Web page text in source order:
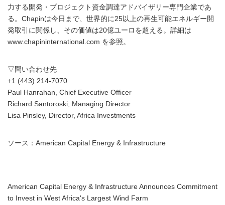
力する開発・プロジェクト資金調達アドバイザリー専門企業であ
る。Chapinは今日まで、世界的に25以上の再生可能エネルギー開
発取引に関係し、その価値は20億ユーロを超える。詳細は
www.chapininternational.com を参照。
▽問い合わせ先
+1 (443) 214-7070
Paul Hanrahan, Chief Executive Officer
Richard Santoroski, Managing Director
Lisa Pinsley, Director, Africa Investments
ソース：American Capital Energy & Infrastructure
American Capital Energy & Infrastructure Announces Commitment
to Invest in West Africa's Largest Wind Farm